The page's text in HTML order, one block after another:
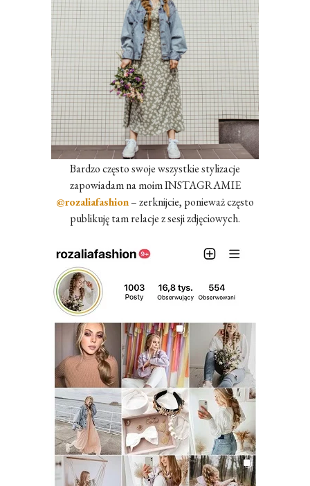
Bardzo często swoje wszystkie stylizacje
zapowiadam na moim INSTAGRAMIE
@rozaliafashion– zerknijcie, ponieważ często
publikuję tam relacje z sesji zdjęciowych.